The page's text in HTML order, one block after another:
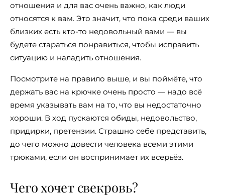
отношения и для вас очень важно, как люди
относятся к вам. Это значит, что пока среди ваших
близких есть кто-то недовольный вами — вы
будете стараться понравиться, чтобы исправить
ситуацию и наладить отношения.
Посмотрите на правило выше, и вы поймёте, что
держать вас на крючке очень просто — надо всё
время указывать вам на то, что вы недостаточно
хороши. В ход пускаются обиды, недовольство,
придирки, претензии. Страшно себе представить,
до чего можно довести человека всеми этими
трюками, если он воспринимает их всерьёз.
Чего хочет свекровь?